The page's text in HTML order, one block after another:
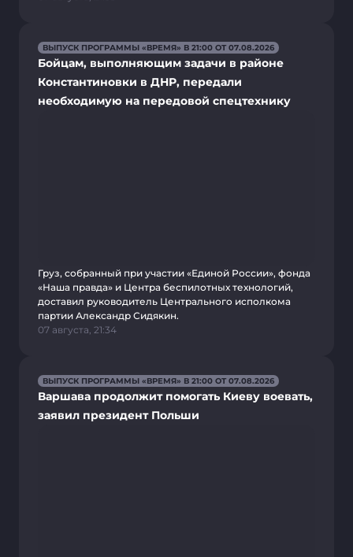
ВЫПУСК ПРОГРАММЫ «ВРЕМЯ» В 21:00 ОТ 07.08.2026
Бойцам, выполняющим задачи в районе
Константиновки в ДНР, передали
необходимую на передовой спецтехнику
Груз, собранный при участии «Единой России», фонда
«Наша правда» и Центра беспилотных технологий,
доставил руководитель Центрального исполкома
партии Александр Сидякин.
07 августа, 21:34
ВЫПУСК ПРОГРАММЫ «ВРЕМЯ» В 21:00 ОТ 07.08.2026
Варшава продолжит помогать Киеву воевать,
заявил президент Польши